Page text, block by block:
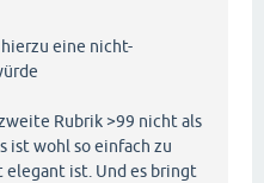
eine nicht-
Rubrik >99 nicht als
ist wohl so einfach zu
elegant ist. Und es bringt